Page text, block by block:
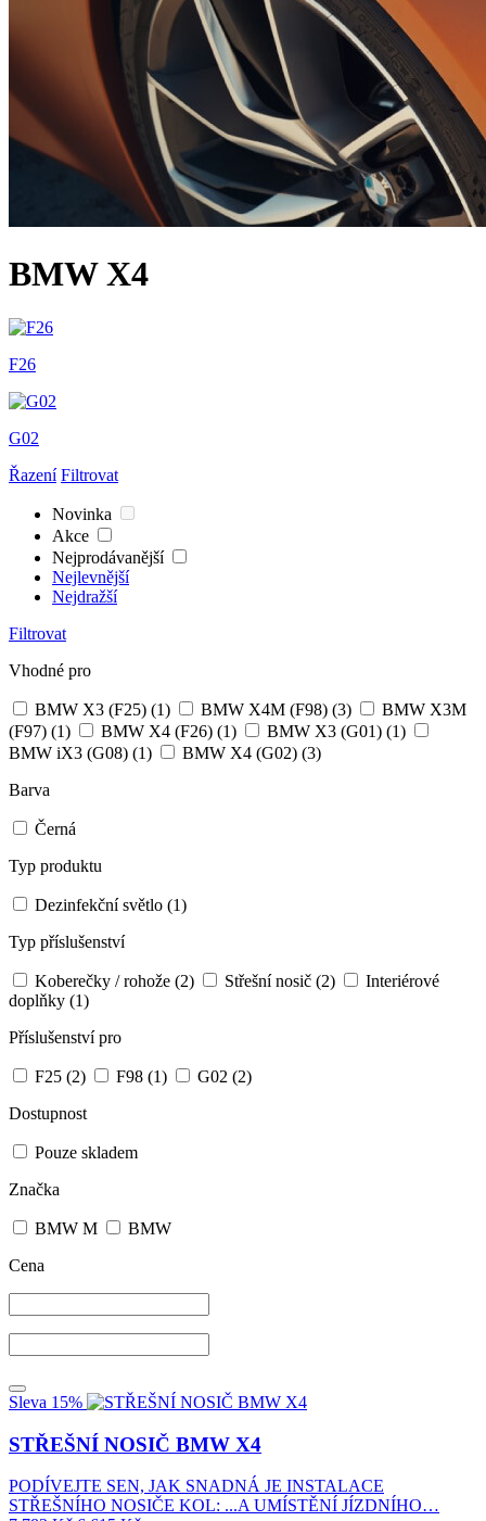
BMW X4
F26
G02
Řazení Filtrovat
Novinka
Akce
Nejprodávanější
Nejlevnější
Nejdražší
Filtrovat
Vhodné pro
BMW X3 (F25) (1) BMW X4M (F98) (3)
BMW X3M
(F97) (1) BMW X4 (F26) (1) BMW X3 (G01) (1)
BMW iX3 (G08) (1) BMW X4 (G02) (3)
Barva
Černá
Typ produktu
Dezinfekční světlo (1)
Typ příslušenství
Koberečky / rohože (2) Střešní nosič (2)
Interiérové
doplňky (1)
Příslušenství pro
F25 (2) F98 (1) G02 (2)
Dostupnost
Pouze skladem
Značka
BMW M
BMW
Cena
Sleva 15%
STŘEŠNÍ NOSIČ BMW X4
PODÍVEJTE SEN, JAK SNADNÁ JE INSTALACE
STŘEŠNÍHO NOSIČE KOL: ...A UMÍSTĚNÍ JÍZDNÍHO…